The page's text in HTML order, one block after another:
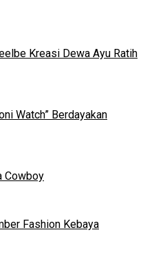
Kreasi Dewa Ayu Ratih
Watch” Berdayakan
Cowboy
Fashion Kebaya